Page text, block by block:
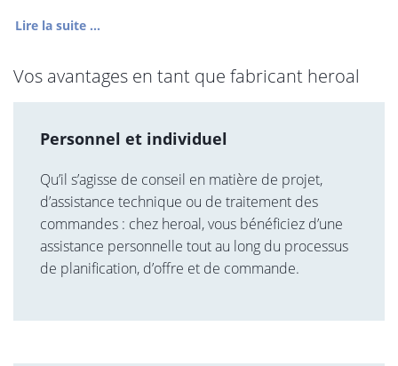
Lire la suite ...
Vos avantages en tant que fabricant heroal
Personnel et individuel
Qu’il s’agisse de conseil en matière de projet,
d’assistance technique ou de traitement des
commandes : chez heroal, vous bénéficiez d’une
assistance personnelle tout au long du processus
de planification, d’offre et de commande.